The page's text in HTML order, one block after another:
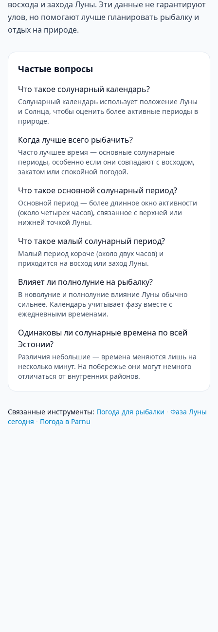
восхода и захода Луны. Эти данные не гарантируют
улов, но помогают лучше планировать рыбалку и
отдых на природе.
Частые вопросы
Что такое солунарный календарь?
Солунарный календарь использует положение Луны
и Солнца, чтобы оценить более активные периоды в
природе.
Когда лучше всего рыбачить?
Часто лучшее время — основные солунарные
периоды, особенно если они совпадают с восходом,
закатом или спокойной погодой.
Что такое основной солунарный период?
Основной период — более длинное окно активности
(около четырех часов), связанное с верхней или
нижней точкой Луны.
Что такое малый солунарный период?
Малый период короче (около двух часов) и
приходится на восход или заход Луны.
Влияет ли полнолуние на рыбалку?
В новолуние и полнолуние влияние Луны обычно
сильнее. Календарь учитывает фазу вместе с
ежедневными временами.
Одинаковы ли солунарные времена по всей
Эстонии?
Различия небольшие — времена меняются лишь на
несколько минут. На побережье они могут немного
отличаться от внутренних районов.
Связанные инструменты: Погода для рыбалки · Фаза Луны
сегодня · Погода в Pärnu